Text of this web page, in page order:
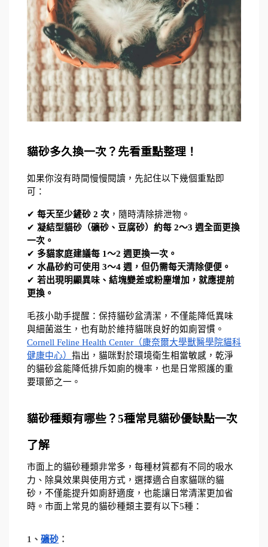
貓砂多久換一次？先看重點整理！
如果你沒有時間慢慢閱讀，先記住以下幾個重點即
可：
✔ 每天至少鏟砂 2 次 ，隨時清除排泄物。
✔ 凝結型貓砂（礦砂、豆腐砂）約每 2～3 週全面更換
一次。
✔ 多貓家庭建議每 1～2 週更換一次。
✔ 水晶砂約可使用 3～4 週，但仍需每天清除便便。
✔ 若出現明顯異味、結塊變差或粉塵增加，就應提前
更換。
毛孩小助手提醒：保持貓砂盆清潔，不僅能降低異味
與細菌滋生，也有助於維持貓咪良好的如廁習慣。
Cornell Feline Health Center（康奈爾大學獸醫學院貓科
健康中心） 指出，貓咪對於環境衛生相當敏感，乾淨
的貓砂盆能降低排斥如廁的機率，也是日常照護的重
要環節之一。
貓砂種類有哪些？5種常見貓砂優缺點一次
了解
市面上的貓砂種類非常多，每種材質都有不同的吸水
力、除臭效果與使用方式，選擇適合自家貓咪的貓
砂，不僅能提升如廁舒適度，也能讓日常清潔更加省
時。市面上常見的貓砂種類主要有以下5種：
1、 礦砂 ：